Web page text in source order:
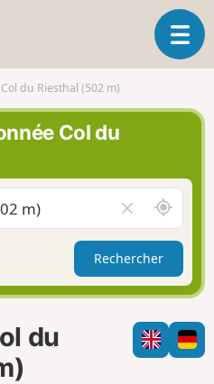
O
u
a
n
v
g
a
i
o
Col du Riesthal (502 m)
Col du
i
d
e
r
l
e
h
A
u
t
u
r
d
e
m
Rechercher
du